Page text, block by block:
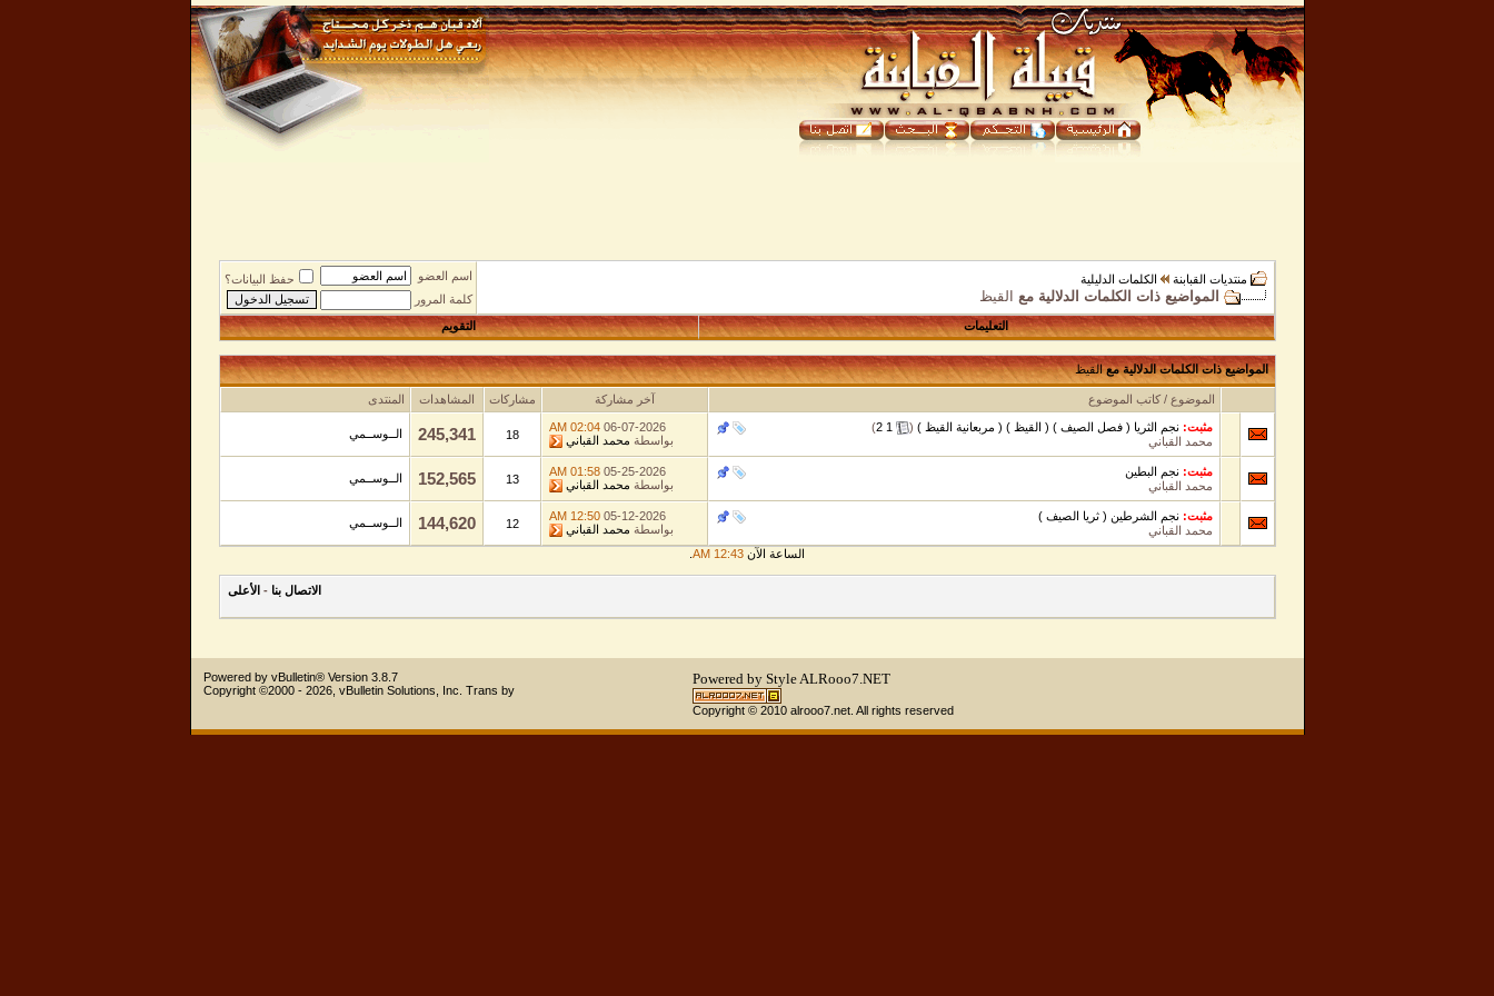
منتديات القبابنة الكلمات الدليلية
المواضيع ذات الكلمات الدلالية مع القيظ
اسم العضو
حفظ البيانات؟
كلمة المرور
التعليمات
التقويم
المواضيع ذات الكلمات الدلالية معالقيظ
الموضوع / كاتب الموضوع آخر مشاركة مشاركات المشاهدات المنتدى
مثبت: نجم الثريا ( فصل الصيف ) ( القيظ ) ( مربعانية القيظ ) (
1
2
)
محمد القباني
06-07-2026
02:04 AM
بواسطة محمد القباني 18
245,341 الــوســمي
مثبت: نجم البطين
محمد القباني
05-25-2026
01:58 AM
بواسطة محمد القباني 13
152,565 الــوســمي
مثبت: نجم الشرطين ( ثريا الصيف )
محمد القباني
05-12-2026
12:50 AM
بواسطة محمد القباني 12
144,620 الــوســمي
الساعة الآن 12:43 AM
الاتصال بنا - الأعلى
Powered by vBulletin® Version 3.8.7
Copyright ©2000 - 2026, vBulletin Solutions, Inc. Trans by
Powered by StyleALRooo7.NET
Copyright © 2010 alrooo7.net. All rights reserved